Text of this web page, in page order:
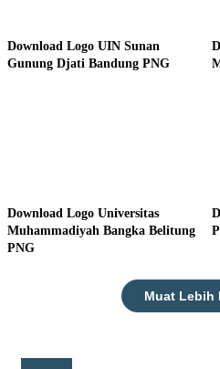
Download Logo UIN Sunan
Gunung Djati Bandung PNG
Download Logo Universitas
Muhammadiyah Bangka Belitung
PNG
Muat Lebih